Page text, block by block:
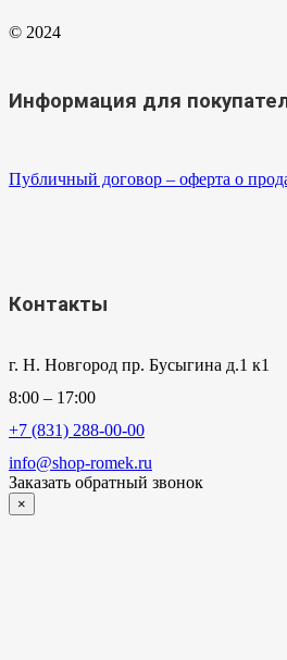
© 2024
Информация для
Публичный договор – оферта о
Контакты
г. Н. Новгород пр. Бусыгина д.1 к1
8:00 – 17:00
+7 (831) 288-00-00
info@shop-romek.ru
Заказать обратный звонок
×